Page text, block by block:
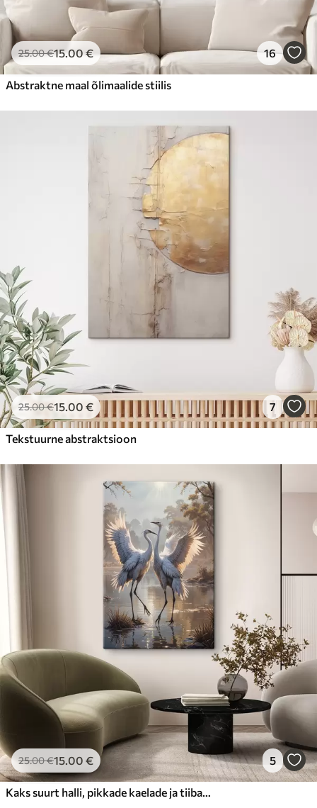
25.00€15.00€ 16
Abstraktne maal õlimaalide stiilis
25.00€15.00 € 7
Tekstuurne abstraktsioon
25.00€15.00 € 5
Kaks suurt halli, pikkade kaelade ja tiibadega kraanat, mis seisavad puudest ümbritsetud udujärves